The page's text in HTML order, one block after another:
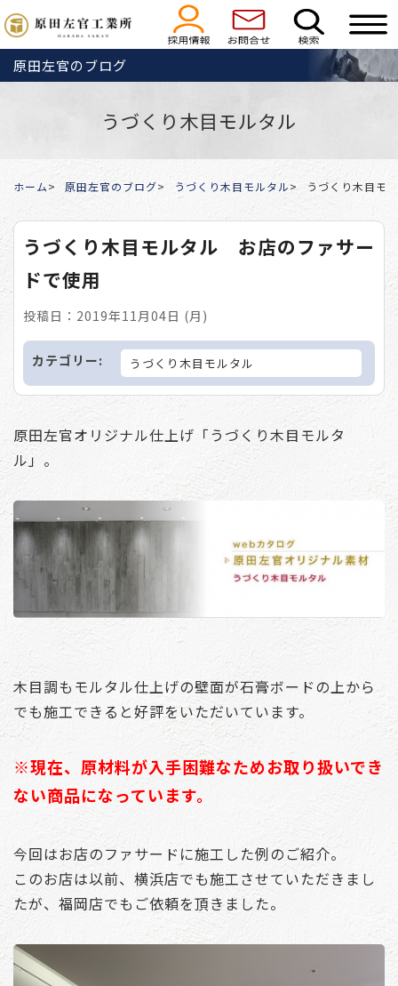
原田左官のブログ
うづくり木目モルタル
ホーム 原田左官のブログ うづくり木目モルタル うづくり木目モ
うづくり木目モルタル お店のファサー
ドで使用
投稿日：2019年11月04日 (月)
カテゴリー: うづくり木目モルタル
原田左官オリジナル仕上げ「うづくり木目モルタ
ル」。
木目調もモルタル仕上げの壁面が石膏ボードの上から
でも施工できると好評をいただいています。
※現在、原材料が入手困難なためお取り扱いでき
ない商品になっています。
今回はお店のファサードに施工した例のご紹介。
このお店は以前、横浜店でも施工させていただきまし
たが、福岡店でもご依頼を頂きました。